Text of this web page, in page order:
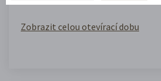
Zobrazit celou otevírací dobu